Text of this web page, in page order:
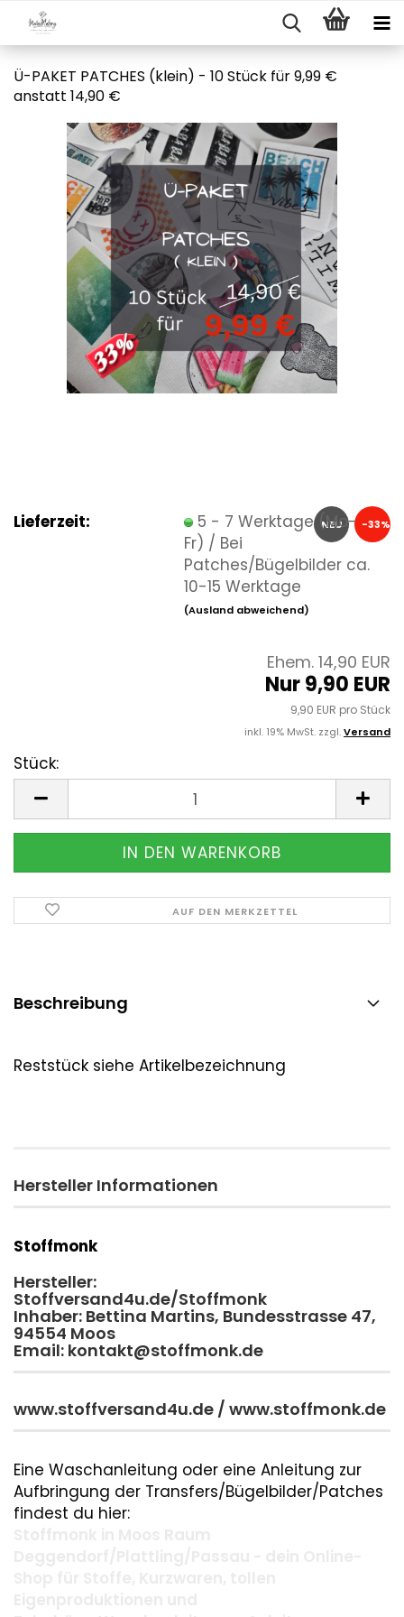
Ü-PAKET PATCHES (klein) - 10 Stück für 9,99 €
anstatt 14,90 €
NEU -33%
Lieferzeit:
5 - 7 Werktage (Mo-
Fr) / Bei
Patches/Bügelbilder ca.
10-15 Werktage
(Ausland abweichend)
Ehem. 14,90 EUR
Nur 9,90 EUR
9,90 EUR pro Stück
inkl. 19% MwSt. zzgl.Versand
Stück:
AUF DEN MERKZETTEL
Beschreibung
Reststück siehe Artikelbezeichnung
Hersteller Informationen
Stoffmonk
Hersteller:
Stoffversand4u.de/Stoffmonk
Inhaber: Bettina Martins, Bundesstrasse 47,
94554 Moos
Email: kontakt@stoffmonk.de
www.stoffversand4u.de / www.stoffmonk.de
Eine Waschanleitung oder eine Anleitung zur
Aufbringung der Transfers/Bügelbilder/Patches
findest du hier: